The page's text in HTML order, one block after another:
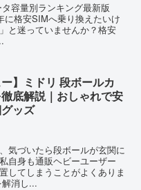
容量別ランキング最新版
に格安SIMへ乗り換えたいけ
と迷っていませんか？格安
ー】ミドリ 段ボールカ
底解説｜おしゃれで安
ッズ
気づいたら段ボールが玄関に
自身も通販ヘビーユーザー
してしまうことがよくありま
消し...